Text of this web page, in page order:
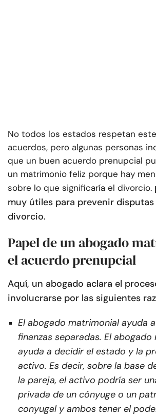
No todos los estados respetan
acuerdos, pero algunas personas
que un buen acuerdo prenupcial
un matrimonio feliz porque hay
sobre lo que significaría el divorcio.
muy útiles para prevenir disputas
divorcio.
Papel de un abogado
el acuerdo prenupcial
Aquí, un abogado aclara el
involucrarse por las siguientes
El abogado matrimonial ayuda
finanzas separadas. El
ayuda a decidir el estado y la
activo. Es decir, sobre la base
la pareja, el activo podría ser
privada de un cónyuge o un
conyugal y ambos tener el